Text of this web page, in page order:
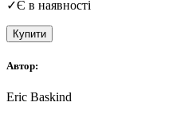
✓Є в наявності
Купити
Автор:
Eric Baskind